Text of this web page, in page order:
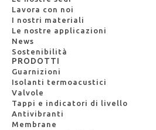
Lavora con noi
I nostri materiali
Le nostre applicazioni
News
Sostenibilità
PRODOTTI
Guarnizioni
Isolanti termoacustici
Valvole
Tappi e indicatori di livello
Antivibranti
Membrane